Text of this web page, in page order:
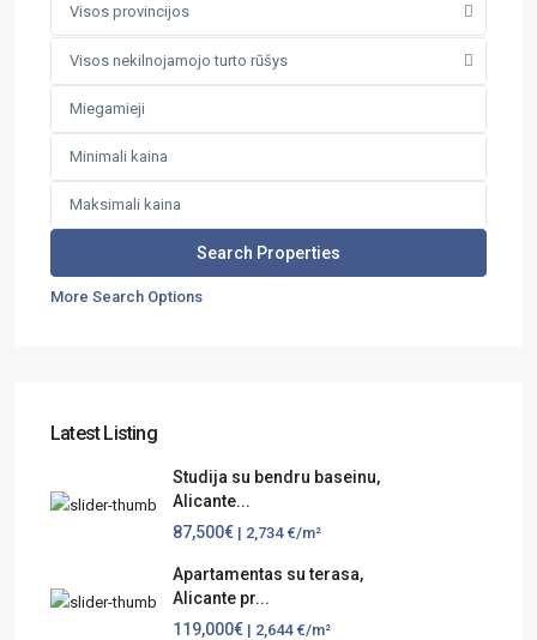
Visos provincijos
Visos nekilnojamojo turto rūšys
More Search Options
Latest Listing
Studija su bendru baseinu,
Alicante...
87,500€ | 2,734 €/m²
Apartamentas su terasa,
Alicante pr...
119,000€ | 2,644 €/m²